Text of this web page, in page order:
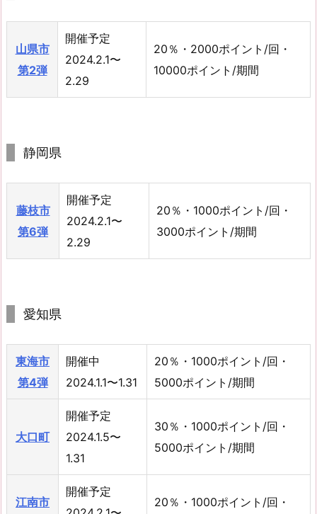
山県市
第2弾
開催予定
2024.2.1〜
2.29
20％・2000ポイント/回・
10000ポイント/期間
静岡県
藤枝市
第6弾
開催予定
2024.2.1〜
2.29
20％・1000ポイント/回・
3000ポイント/期間
愛知県
東海市
第4弾
開催中
2024.1.1〜1.31
20％・1000ポイント/回・
5000ポイント/期間
大口町
開催予定
2024.1.5〜
1.31
30％・1000ポイント/回・
5000ポイント/期間
江南市
開催予定
20％・1000ポイント/回・